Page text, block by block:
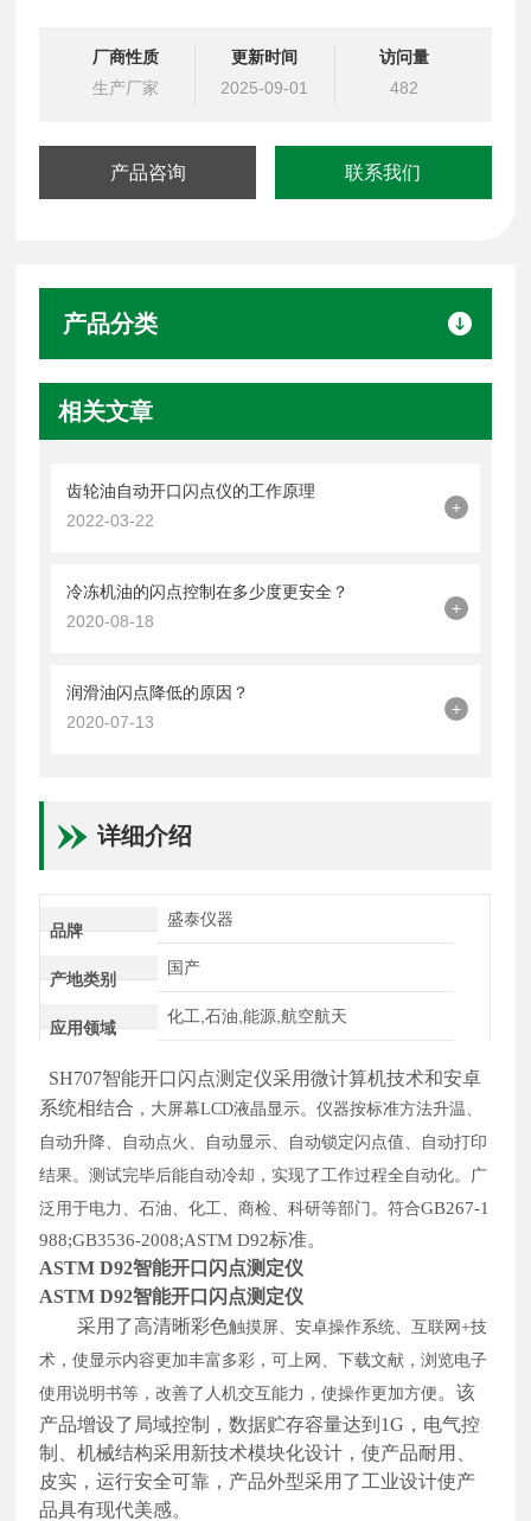
门。符合GB267-1988;GB3536-2008;ASTM D92标准。
ASTM D92智能开口闪点测定仪
厂商性质
生产厂家
更新时间
2025-09-01
访问量
482
产品咨询 联系我们
产品分类
相关文章
齿轮油自动开口闪点仪的工作原理
2022-03-22
+
冷冻机油的闪点控制在多少度更安全？
2020-08-18
+
润滑油闪点降低的原因？
2020-07-13
+
详细介绍
品牌
盛泰仪器
产地类别
国产
应用领域
化工,石油,能源,航空航天
SH707智能开口闪点测定仪采用微计算机技术和安卓
系统相结合 ，大屏幕LCD液晶显示。仪器按标准方法升温、
自动升降、自动点火、自动显示、自动锁定闪点值、自动打印
结果。测试完毕后能自动冷却，实现了工作过程全自动化。广
泛用于电力、石油、化工、商检、科研等部门。符合GB267-1
988;GB3536-2008;ASTM D92标准。
ASTM D92智能开口闪点测定仪
ASTM D92智能开口闪点测定仪
采用了高清晰彩色触摸屏、安卓操作系统、互联网+技
术，使显示内容更加丰富多彩，可上网、下载文献，浏览电子
使用说明书等，改善了人机交互能力，使操作更加方便 。该
产品增设了局域控制，数据贮存容量达到 1G，电气控
制、机械结构采用新技术模块化设计，使产品耐用、
皮实，运行安全可靠，产品外型采用了工业设计使产
品具有现代美感。